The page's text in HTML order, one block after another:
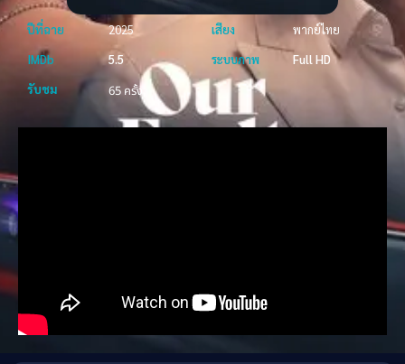
ปีที่ฉาย 2025 เสียง
พากย์ไทย
IMDb
5.5 ระบบภาพ
Full HD
รับชม
65 ครั้ง